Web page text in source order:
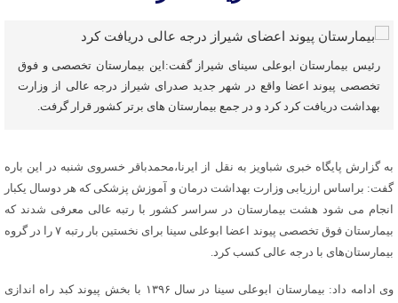
رئیس بیمارستان ابوعلی سینای شیراز گفت:این بیمارستان تخصصی و فوق
تخصصی پیوند اعضا واقع در شهر جدید صدرای شیراز درجه عالی از وزارت
بهداشت دریافت کرد کرد و در جمع بیمارستان های برتر کشور قرار گرفت.
به گزارش پایگاه خبری شباویز به نقل از ایرنا،محمدباقر خسروی شنبه در این باره
گفت: براساس ارزیابی وزارت بهداشت درمان و آموزش پزشکی که هر دوسال یکبار
انجام می شود هشت بیمارستان در سراسر کشور با رتبه عالی معرفی شدند که
بیمارستان فوق تخصصی پیوند اعضا ابوعلی سینا برای نخستین بار رتبه ۷ را در گروه
بیمارستان‌های با درجه عالی کسب کرد.
وی ادامه داد: بیمارستان ابوعلی سینا در سال ۱۳۹۶ با بخش پیوند کبد راه اندازی